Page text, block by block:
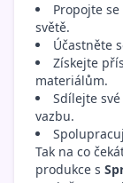
Propojte
světě.
Účastněte
Získejte
materiálům.
Sdílejte
vazbu.
Tak na co
produkce s